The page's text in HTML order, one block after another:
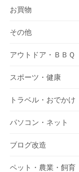
お買物
その他
アウトドア・ＢＢＱ
スポーツ・健康
トラベル・おでかけ
パソコン・ネット
ブログ改造
ペット・農業・飼育